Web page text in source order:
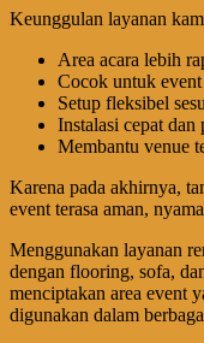
Keunggulan layanan
Area acara lebih
Cocok untuk event
Setup fleksibel
Instalasi cepat dan
Membantu venue
Karena pada akhirnya,
event terasa aman,
Menggunakan layanan
dengan flooring, sofa,
menciptakan area event
digunakan dalam